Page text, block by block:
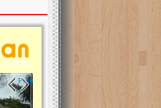
Previous slide
Next slide
Open Donasi Wakaf